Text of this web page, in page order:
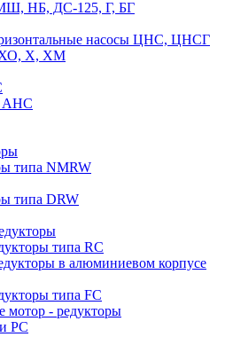
НБ, ДС-125, Г, БГ
насосы ЦНС, ЦНСГ
Х, ХМ
АНС
типа NMRW
типа DRW
типа RC
в алюминиевом корпусе
типа FC
мотор - редукторы
PC